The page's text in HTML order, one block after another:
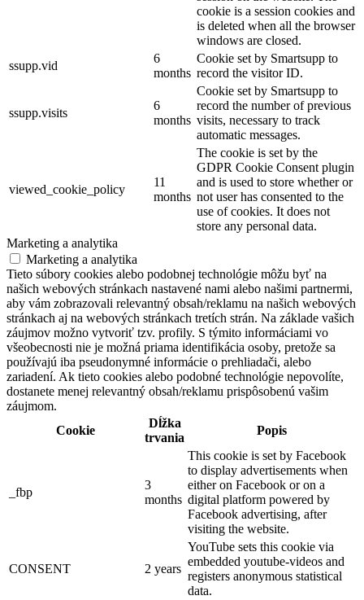
cookie is a session cookies and
is deleted when all the browser
windows are closed.
ssupp.vid
6
months
Cookie set by Smartsupp to
record the visitor ID.
ssupp.visits
6
months
Cookie set by Smartsupp to
record the number of previous
visits, necessary to track
automatic messages.
viewed_cookie_policy
11
months
The cookie is set by the
GDPR Cookie Consent plugin
and is used to store whether or
not user has consented to the
use of cookies. It does not
store any personal data.
Marketing a analytika
Marketing a analytika
Tieto súbory cookies alebo podobnej technológie môžu byť na
našich webových stránkach nastavené nami alebo našimi partnermi,
aby vám zobrazovali relevantný obsah/reklamu na našich webových
stránkach aj na webových stránkach tretích strán. Na základe vašich
záujmov možno vytvoriť tzv. profily. S týmito informáciami vo
všeobecnosti nie je možná priama identifikácia osoby, pretože sa
používajú iba pseudonymné informácie o prehliadači, alebo
zariadení. Ak tieto cookies alebo podobné technológie nepovolíte,
dostanete menej relevantný obsah/reklamu prispôsobenú vašim
záujmom.
Cookie
Dĺžka
trvania
Popis
_fbp
3
months
This cookie is set by Facebook
to display advertisements when
either on Facebook or on a
digital platform powered by
Facebook advertising, after
visiting the website.
CONSENT 2 years
YouTube sets this cookie via
embedded youtube-videos and
registers anonymous statistical
data.